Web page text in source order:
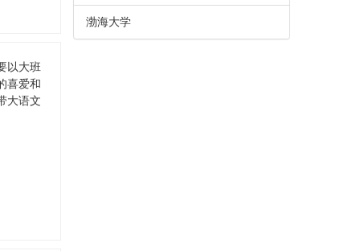
以大班
喜爱和
大语文
渤海大学